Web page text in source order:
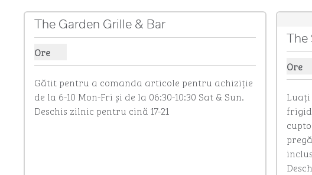
The Garden Grille & Bar
Ore
Afișare ore pentru Garden Grille & Bar
Gătit pentru a comanda articole pentru achiziție
de la 6-10 Mon-Fri și de la 06:30-10:30 Sat & Sun.
Deschis zilnic pentru cină 17-21
Ore
Luați